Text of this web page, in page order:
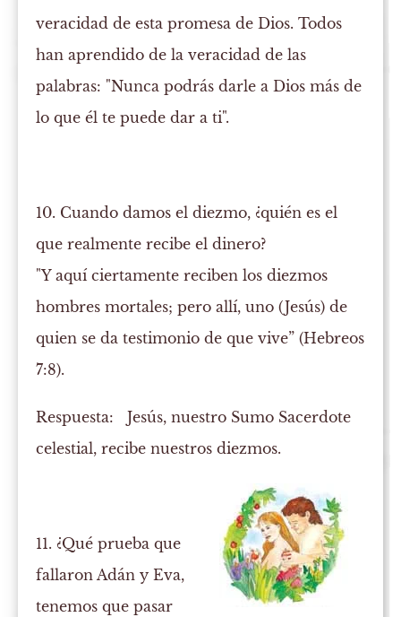
veracidad de esta promesa de Dios. Todos
han aprendido de la veracidad de las
palabras: "Nunca podrás darle a Dios más de
lo que él te puede dar a ti".
10. Cuando damos el diezmo, ¿quién es el
que realmente recibe el dinero?
"Y aquí ciertamente reciben los diezmos
hombres mortales; pero allí, uno (Jesús) de
quien se da testimonio de que vive” (Hebreos
7:8).
Respuesta: Jesús, nuestro Sumo Sacerdote
celestial, recibe nuestros diezmos.
11. ¿Qué prueba que
fallaron Adán y Eva,
tenemos que pasar